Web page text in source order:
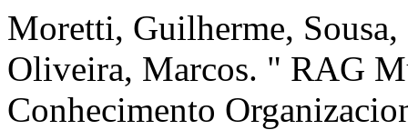
Moretti, Guilherme,
Oliveira, Marcos. " RAG
Conhecimento